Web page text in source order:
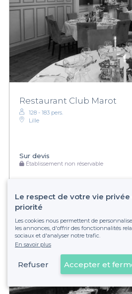
Restaurant Club Marot
128 - 183 pers.
Lille
Sur devis
Établissement non réservable
Voir sur la
Le respect de votre vie
priorité
Les cookies nous permettent de
les annonces, d'offrir des fonctionnalités
sociaux et d'analyser notre trafic.
En savoir plus
Refuser Accepter et